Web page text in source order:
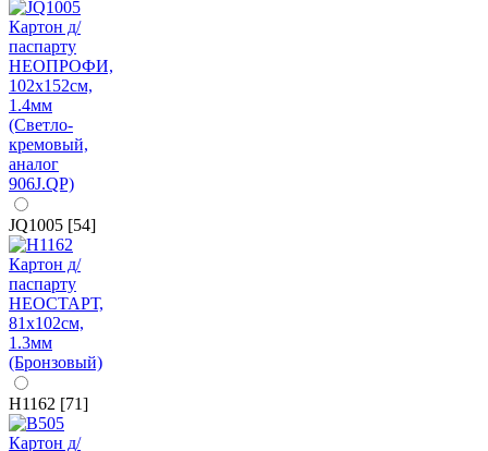
JQ1005 [54]
H1162 [71]